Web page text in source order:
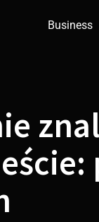
Business